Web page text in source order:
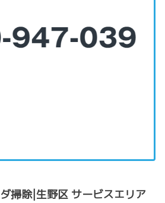
掃除|生野区 サービスエリア